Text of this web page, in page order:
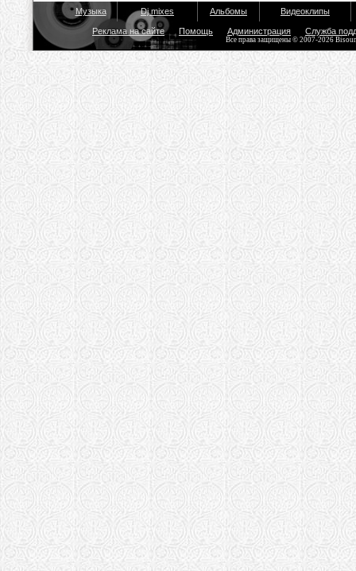
Музыка Dj mixes Альбомы Видеоклипы
Реклама на сайте Помощь Администрация Служба
Все права защищены © 2007-2026